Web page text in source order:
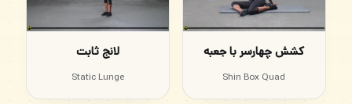
کشش چهارسر با جعبه
Shin Box Quad
لانج ثابت
Static Lunge